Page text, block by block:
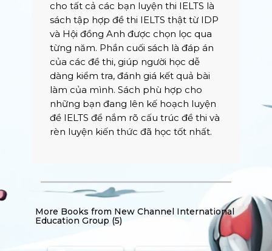
cho tất cả các bạn luyện thi IELTS là
sách tập hợp đề thi IELTS thật từ IDP
và Hội đồng Anh được chọn lọc qua
từng năm. Phần cuối sách là đáp án
của các đề thi, giúp người học dễ
dàng kiểm tra, đánh giá kết quả bài
làm của mình. Sách phù hợp cho
những bạn đang lên kế hoạch luyện
đề IELTS để nắm rõ cấu trúc đề thi và
rèn luyện kiến thức đã học tốt nhất.
More Books from New Channel International
Education Group (5)